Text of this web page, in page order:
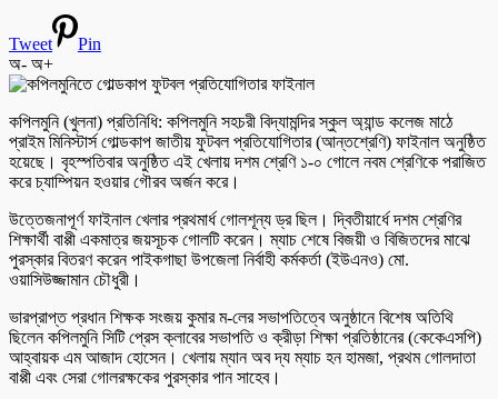
Tweet
Pin
অ- অ+
কপিলমুনি (খুলনা) প্রতিনিধি: কপিলমুনি সহচরী বিদ্যামন্দির স্কুল অ্যান্ড কলেজ মাঠে
প্রাইম মিনিস্টার্স গোল্ডকাপ জাতীয় ফুটবল প্রতিযোগিতার (আন্তশ্রেণি) ফাইনাল অনুষ্ঠিত
হয়েছে। বৃহস্পতিবার অনুষ্ঠিত এই খেলায় দশম শ্রেণি ১-০ গোলে নবম শ্রেণিকে পরাজিত
করে চ্যাম্পিয়ন হওয়ার গৌরব অর্জন করে।
উত্তেজনাপূর্ণ ফাইনাল খেলার প্রথমার্ধ গোলশূন্য ড্র ছিল। দ্বিতীয়ার্ধে দশম শ্রেণির
শিক্ষার্থী বাপ্পী একমাত্র জয়সূচক গোলটি করেন। ম্যাচ শেষে বিজয়ী ও বিজিতদের মাঝে
পুরস্কার বিতরণ করেন পাইকগাছা উপজেলা নির্বাহী কর্মকর্তা (ইউএনও) মো.
ওয়াসিউজ্জামান চৌধুরী।
ভারপ্রাপ্ত প্রধান শিক্ষক সংজয় কুমার ম-লের সভাপতিত্বে অনুষ্ঠানে বিশেষ অতিথি
ছিলেন কপিলমুনি সিটি প্রেস ক্লাবের সভাপতি ও ক্রীড়া শিক্ষা প্রতিষ্ঠানের (কেকেএসপি)
আহ্বায়ক এম আজাদ হোসেন। খেলায় ম্যান অব দ্য ম্যাচ হন হামজা, প্রথম গোলদাতা
বাপ্পী এবং সেরা গোলরক্ষকের পুরস্কার পান সাহেব।